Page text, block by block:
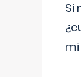
Si